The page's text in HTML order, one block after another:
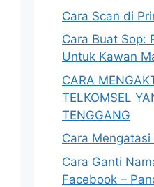
Cara Scan di
Cara Buat Sop:
Untuk Kawan
CARA
TELKOMSEL
TENGGANG
Cara Mengatasi
Cara Ganti
Facebook –